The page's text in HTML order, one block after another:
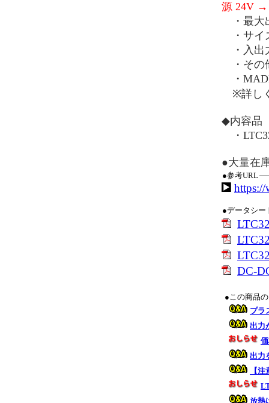
源 24V →
・最大
・サイ
・入出
・その
・
※詳し
◆内容品
・
●大量在
●参考URL
https://
●データシー
DC-
●この商品
プラ
出力
出力
【
放熱